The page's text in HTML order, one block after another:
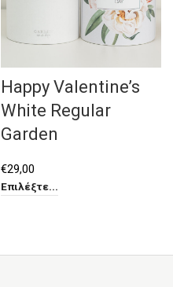
Happy Valentine’s
White Regular
Garden
€29,00
Επιλέξτε...